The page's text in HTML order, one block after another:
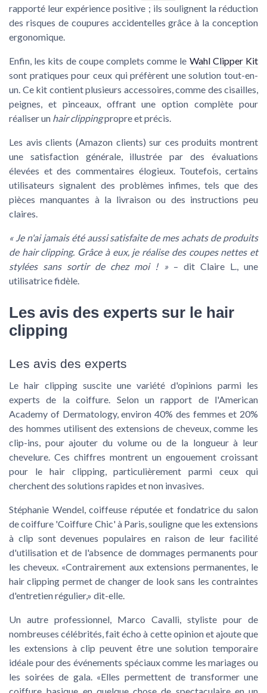
rapporté leur expérience positive ; ils soulignent la réduction
des risques de coupures accidentelles grâce à la conception
ergonomique.
Enfin, les kits de coupe complets comme le Wahl Clipper Kit
sont pratiques pour ceux qui préfèrent une solution tout-en-
un. Ce kit contient plusieurs accessoires, comme des cisailles,
peignes, et pinceaux, offrant une option complète pour
réaliser un hair clippingpropre et précis.
Les avis clients (Amazon clients) sur ces produits montrent
une satisfaction générale, illustrée par des évaluations
élevées et des commentaires élogieux. Toutefois, certains
utilisateurs signalent des problèmes infimes, tels que des
pièces manquantes à la livraison ou des instructions peu
claires.
« Je n'ai jamais été aussi satisfaite de mes achats de produits
de hair clipping. Grâce à eux, je réalise des coupes nettes et
stylées sans sortir de chez moi ! »– dit Claire L., une
utilisatrice fidèle.
Les avis des experts sur le hair
clipping
Les avis des experts
Le hair clipping suscite une variété d'opinions parmi les
experts de la coiffure. Selon un rapport de l'American
Academy of Dermatology, environ 40% des femmes et 20%
des hommes utilisent des extensions de cheveux, comme les
clip-ins, pour ajouter du volume ou de la longueur à leur
chevelure. Ces chiffres montrent un engouement croissant
pour le hair clipping, particulièrement parmi ceux qui
cherchent des solutions rapides et non invasives.
Stéphanie Wendel, coiffeuse réputée et fondatrice du salon
de coiffure 'Coiffure Chic' à Paris, souligne que les extensions
à clip sont devenues populaires en raison de leur facilité
d'utilisation et de l'absence de dommages permanents pour
les cheveux. «Contrairement aux extensions permanentes, le
hair clipping permet de changer de look sans les contraintes
d'entretien régulier,» dit-elle.
Un autre professionnel, Marco Cavalli, styliste pour de
nombreuses célébrités, fait écho à cette opinion et ajoute que
les extensions à clip peuvent être une solution temporaire
idéale pour des événements spéciaux comme les mariages ou
les soirées de gala. «Elles permettent de transformer une